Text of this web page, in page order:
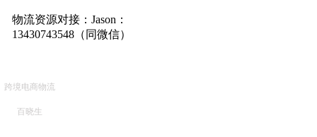
物流资源对接：Jason：
13430743548（同微信）
跨境电商物流
百晓生